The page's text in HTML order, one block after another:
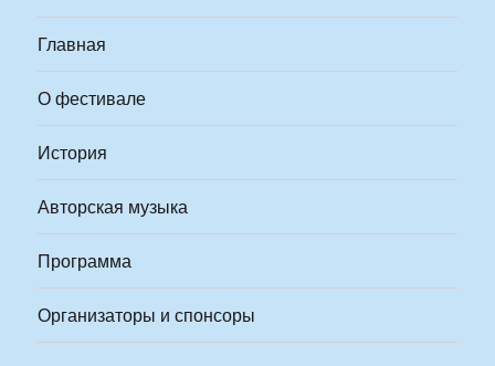
Главная
О фестивале
История
Авторская музыка
Программа
Организаторы и спонсоры